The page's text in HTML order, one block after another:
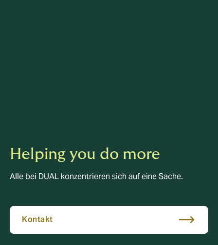
Helping you do more
Alle bei DUAL konzentrieren sich auf eine Sache.
Kontakt